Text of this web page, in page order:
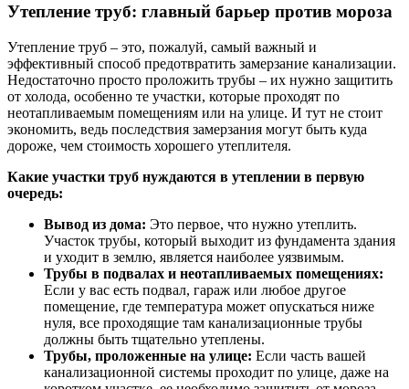
Утепление труб: главный барьер против мороза
Утепление труб – это, пожалуй, самый важный и
эффективный способ предотвратить замерзание канализации.
Недостаточно просто проложить трубы – их нужно защитить
от холода, особенно те участки, которые проходят по
неотапливаемым помещениям или на улице. И тут не стоит
экономить, ведь последствия замерзания могут быть куда
дороже, чем стоимость хорошего утеплителя.
Какие участки труб нуждаются в утеплении в первую
очередь:
Вывод из дома: Это первое, что нужно утеплить.
Участок трубы, который выходит из фундамента здания
и уходит в землю, является наиболее уязвимым.
Трубы в подвалах и неотапливаемых помещениях:
Если у вас есть подвал, гараж или любое другое
помещение, где температура может опускаться ниже
нуля, все проходящие там канализационные трубы
должны быть тщательно утеплены.
Трубы, проложенные на улице: Если часть вашей
канализационной системы проходит по улице, даже на